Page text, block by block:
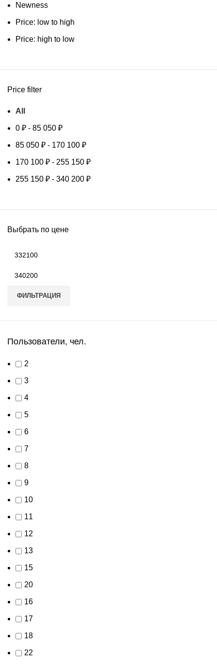
Newness
Price: low to high
Price: high to low
Price filter
All
0 ₽ - 85 050 ₽
85 050 ₽ - 170 100 ₽
170 100 ₽ - 255 150 ₽
255 150 ₽ - 340 200 ₽
Выбрать по цене
ФИЛЬТРАЦИЯ
Пользователи, чел.
2
3
4
5
6
7
8
9
10
11
12
13
15
20
16
17
18
22